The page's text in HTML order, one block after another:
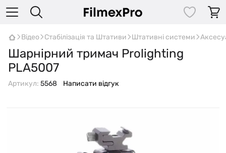
Відео Стабілізація та Штативи Штативні системи
Шарнірний тримач Prolighting
PLA5007
Артикул: 5568 Написати відгук